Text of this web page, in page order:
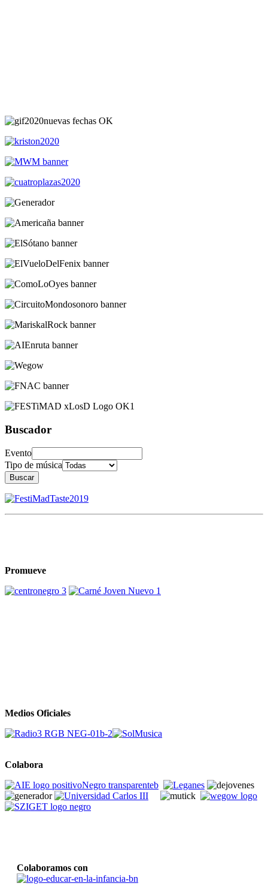
Buscador
Evento
Tipo de música
Buscar
Promueve
Medios Oficiales
Colabora
Colaboramos con